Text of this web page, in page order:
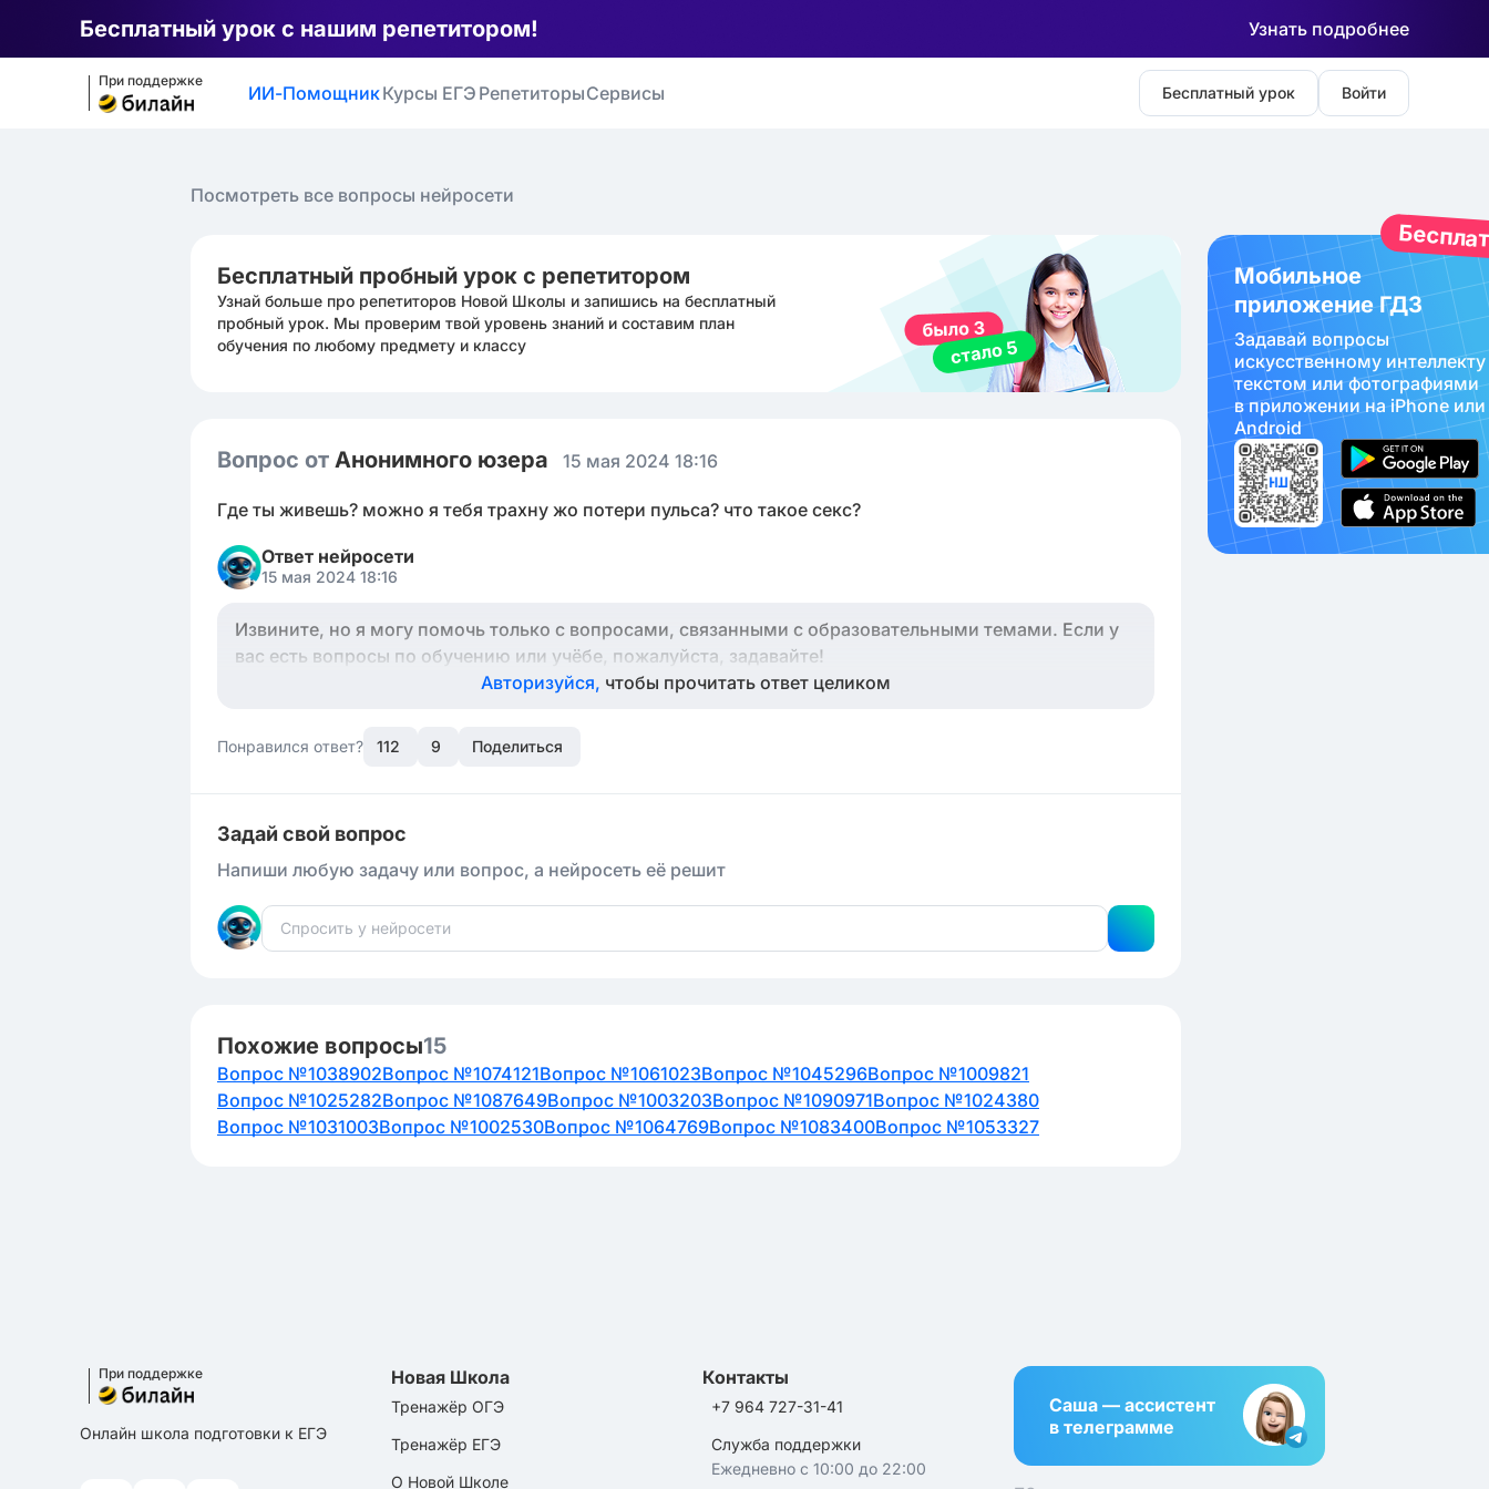
Бесплатный урок с нашим репетитором! Узнать подробнее
При поддержке
ИИ-ПомощникКурсы ЕГЭ РепетиторыСервисы Бесплатный урок Войти
Посмотреть все вопросы нейросети
Бесплатный пробный урок с репетитором
Узнай больше про репетиторов Новой Школы и запишись на бесплатный
пробный урок. Мы проверим твой уровень знаний и составим план
обучения по любому предмету и классу
Вопрос от Анонимного юзера 15 мая 2024 18:16
Где ты живешь? можно я тебя трахну жо потери пульса? что такое секс?
Ответ нейросети
15 мая 2024 18:16
Извините, но я могу помочь только с вопросами, связанными с образовательными темами. Если у
вас есть вопросы по обучению или учёбе, пожалуйста, задавайте!
Авторизуйся, чтобы прочитать ответ целиком
Понравился ответ? 112 9 Поделиться
Задай свой вопрос
Напиши любую задачу или вопрос, а нейросеть её решит
Похожие вопросы15
Вопрос №1038902Вопрос №1074121Вопрос №1061023Вопрос №1045296Вопрос №1009821
Вопрос №1025282Вопрос №1087649Вопрос №1003203Вопрос №1090971Вопрос №1024380
Вопрос №1031003Вопрос №1002530Вопрос №1064769Вопрос №1083400Вопрос №1053327
Мобильное
приложение ГДЗ
Задавай вопросы
искуcственному интеллекту
текстом или фотографиями
в приложении на iPhone или
Android
При поддержке
Онлайн школа подготовки к ЕГЭ
Новая Школа
Тренажёр ОГЭ
Тренажёр ЕГЭ
О Новой Школе
Контакты
+7 964 727-31-41
Служба поддержки
Ежедневно с 10:00 до 22:00
Саша — ассистент
в телеграмме